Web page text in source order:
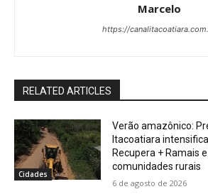
Marcelo
https://
RELATED ARTICLES
Cidades
Verão amazônico:
Itacoatiara
Recupera + Ramais
comunidades rurais
6 de agosto de 2026